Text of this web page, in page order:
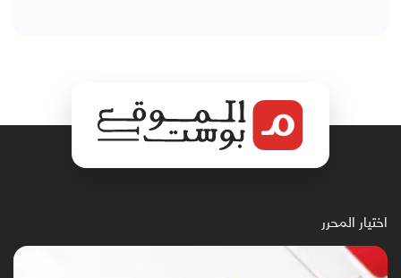
اختيار المحرر